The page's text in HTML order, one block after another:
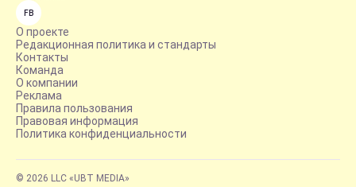
FB
О проекте
Редакционная политика и стандарты
Контакты
Команда
О компании
Реклама
Правила пользования
Правовая информация
Политика конфиденциальности
© 2026 LLC «UBT MEDIA»